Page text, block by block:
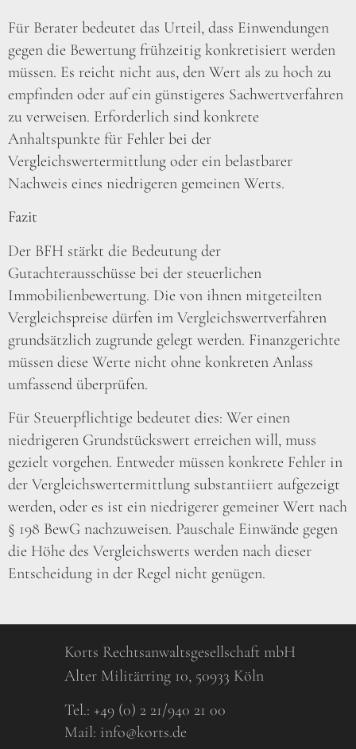
Für Berater bedeutet das Urteil, dass Einwendungen
gegen die Bewertung frühzeitig konkretisiert werden
müssen. Es reicht nicht aus, den Wert als zu hoch zu
empfinden oder auf ein günstigeres Sachwertverfahren
zu verweisen. Erforderlich sind konkrete
Anhaltspunkte für Fehler bei der
Vergleichswertermittlung oder ein belastbarer
Nachweis eines niedrigeren gemeinen Werts.
Fazit
Der BFH stärkt die Bedeutung der
Gutachterausschüsse bei der steuerlichen
Immobilienbewertung. Die von ihnen mitgeteilten
Vergleichspreise dürfen im Vergleichswertverfahren
grundsätzlich zugrunde gelegt werden. Finanzgerichte
müssen diese Werte nicht ohne konkreten Anlass
umfassend überprüfen.
Für Steuerpflichtige bedeutet dies: Wer einen
niedrigeren Grundstückswert erreichen will, muss
gezielt vorgehen. Entweder müssen konkrete Fehler in
der Vergleichswertermittlung substantiiert aufgezeigt
werden, oder es ist ein niedrigerer gemeiner Wert nach
§ 198 BewG nachzuweisen. Pauschale Einwände gegen
die Höhe des Vergleichswerts werden nach dieser
Entscheidung in der Regel nicht genügen.
Korts Rechtsanwaltsgesellschaft mbH
Alter Militärring 10, 50933 Köln
Tel.: +49 (0) 2 21/940 21 00
Mail: info@korts.de